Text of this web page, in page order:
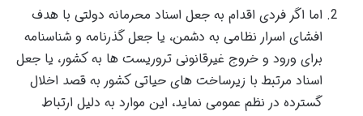
اما اگر فردی اقدام به جعل اسناد محرمانه دولتی با هدف
افشای اسرار نظامی به دشمن، یا جعل گذرنامه و شناسنامه
برای ورود و خروج غیرقانونی تروریست ها به کشور، یا جعل
اسناد مرتبط با زیرساخت های حیاتی کشور به قصد اخلال
گسترده در نظم عمومی نماید، این موارد به دلیل ارتباط